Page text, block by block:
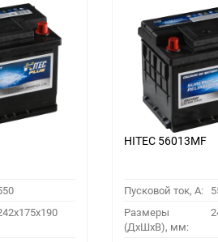
HITEC 56013MF
Пусковой ток, A:
Размеры
(ДхШхВ), мм: